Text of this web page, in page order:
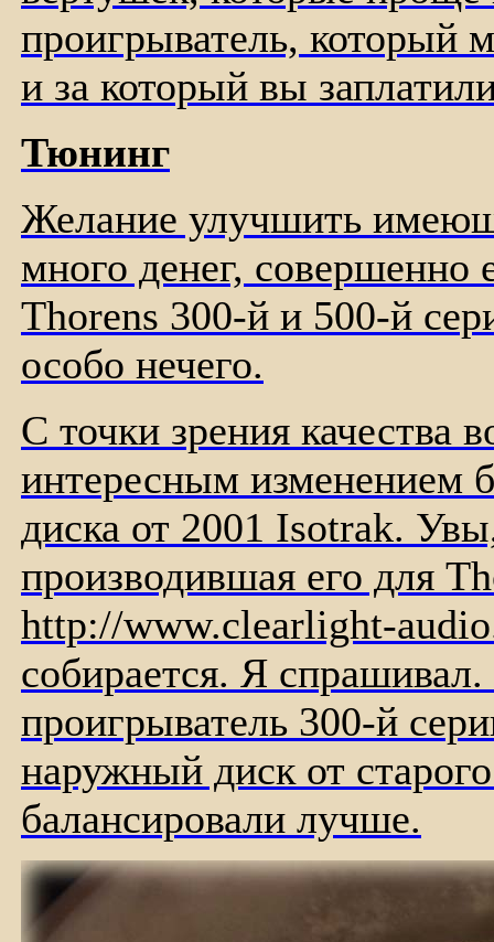
проигрыватель, который
и за который вы
Тюнинг
Желание улучшить
много денег, совершенно
Thorens 300-й и 500-й
особо нечего.
С точки зрения качества
интересным изменением
диска от 2001 Isotrak.
производившая его для
http://www.clearlight-
собирается. Я
проигрыватель 300-й
наружный диск от
балансировали лучше.